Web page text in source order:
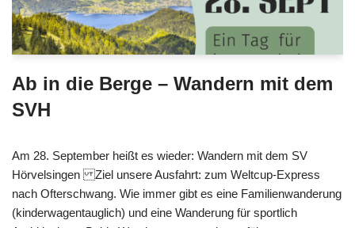
Ab in die Berge – Wandern mit dem
SVH
Am 28. September heißt es wieder: Wandern mit dem SV
Hörvelsingen Ziel unsere Ausfahrt: zum Weltcup-Express
nach Ofterschwang. Wie immer gibt es eine Familienwanderung
(kinderwagentauglich) und eine Wanderung für sportlich